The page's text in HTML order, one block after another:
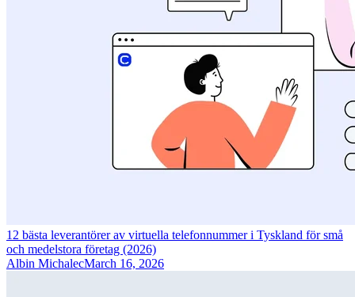
12 bästa leverantörer av virtuella telefonnummer i Tyskland för små
och medelstora företag (2026)
Albin MichalecMarch 16, 2026